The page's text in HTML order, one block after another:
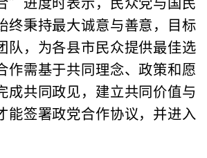
终秉持最大诚意与善意，目标
队，为各县市民众提供最佳选
作需基于共同理念、政策和愿
成共同政见，建立共同价值与
能签署政党合作协议，并进入